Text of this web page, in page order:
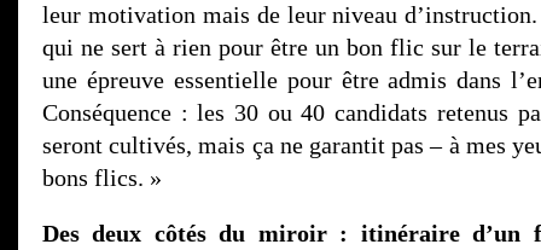
leur motivation mais de leur niveau
qui ne sert à rien pour être un bon flic sur le
une épreuve essentielle pour être admis dans
Conséquence : les 30 ou 40 candidats retenus
seront cultivés, mais ça ne garantit pas – à mes
bons flics. »
Des deux côtés du miroir : itinéraire d’un